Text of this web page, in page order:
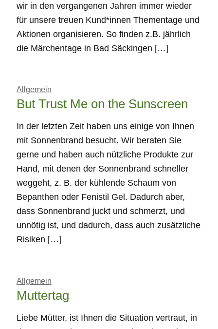
wir in den vergangenen Jahren immer wieder
für unsere treuen Kund*innen Thementage und
Aktionen organisieren. So finden z.B. jährlich
die Märchentage in Bad Säckingen […]
Allgemein
But Trust Me on the Sunscreen
In der letzten Zeit haben uns einige von Ihnen
mit Sonnenbrand besucht. Wir beraten Sie
gerne und haben auch nützliche Produkte zur
Hand, mit denen der Sonnenbrand schneller
weggeht, z. B. der kühlende Schaum von
Bepanthen oder Fenistil Gel. Dadurch aber,
dass Sonnenbrand juckt und schmerzt, und
unnötig ist, und dadurch, dass auch zusätzliche
Risiken […]
Allgemein
Muttertag
Liebe Mütter, ist Ihnen die Situation vertraut, in